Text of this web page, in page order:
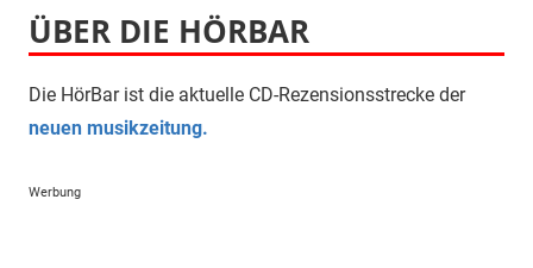
ÜBER DIE HÖRBAR
Die HörBar ist die aktuelle CD-Rezensionsstrecke der
neuen musikzeitung.
Werbung